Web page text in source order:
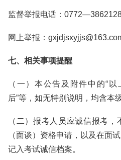
监督举报电话：
网上举报：
七、相关事项提醒
（一）本公告及附件中的“以
后”等，如无特别说明，均含本
（二）报考人员应诚信报考
（面谈）资格申请，以及在面
记入考试诚信档案。